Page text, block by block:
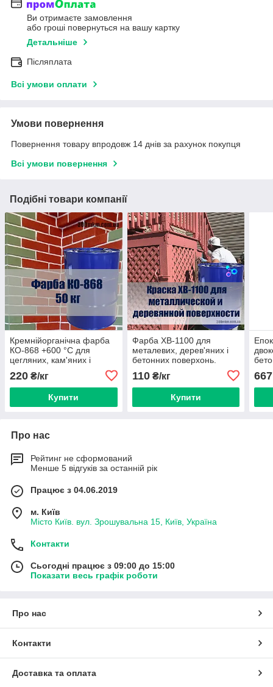
Ви отримаєте замовлення
або гроші повернуться на вашу картку
Детальніше
Післяплата
Всі умови оплати
Умови повернення
Повернення товару впродовж 14 днів за рахунок покупця
Всі умови повернення
Подібні товари компанії
Кремнійорганічна фарба
КО-868 +600 °C для
цегляних, кам'яних і
220 ₴/кг
Купити
Фарба ХВ-1100 для
металевих, дерев'яних і
бетонних поверхонь.
110₴/кг
Купити
Про нас
Рейтинг не сформований
Менше 5 відгуків за останній рік
Працює з 04.06.2019
м. Київ
Місто Київ. вул. Зрошувальна 15, Київ, Україна
Контакти
Сьогодні працює з 09:00 до 15:00
Показати весь графік роботи
Про нас
Контакти
Доставка та оплата